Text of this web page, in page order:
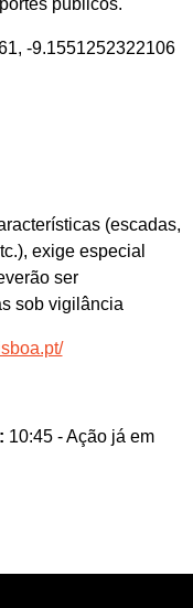
públicos.
-9.1551252322106
(escadas,
exige especial
ser
sob vigilância
10:45 - Ação já em